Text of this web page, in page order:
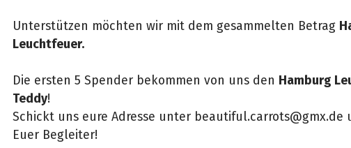
Unterstützen möchten wir mit dem gesammelten Betrag
Leuchtfeuer.
Die ersten 5 Spender bekommen von uns den Hamburg
Teddy!
Schickt uns eure Adresse unter beautiful.carrots@gmx.de
Euer Begleiter!